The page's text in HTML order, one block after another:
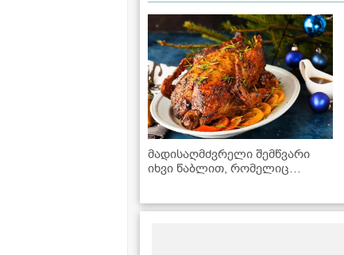
მადისაღმძვრელი შემწვარი
იხვი წაბლით, რომელიც